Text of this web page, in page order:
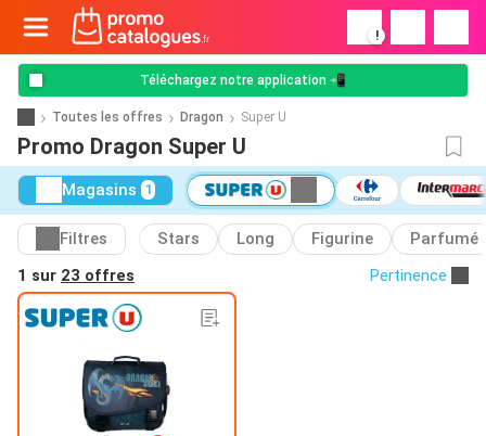
!
Téléchargez notre application 📲
Toutes les offres Dragon Super U
Promo Dragon Super U
Magasins 1
Filtres Stars Long Figurine
Parfumé
1 sur 23 offres Pertinence